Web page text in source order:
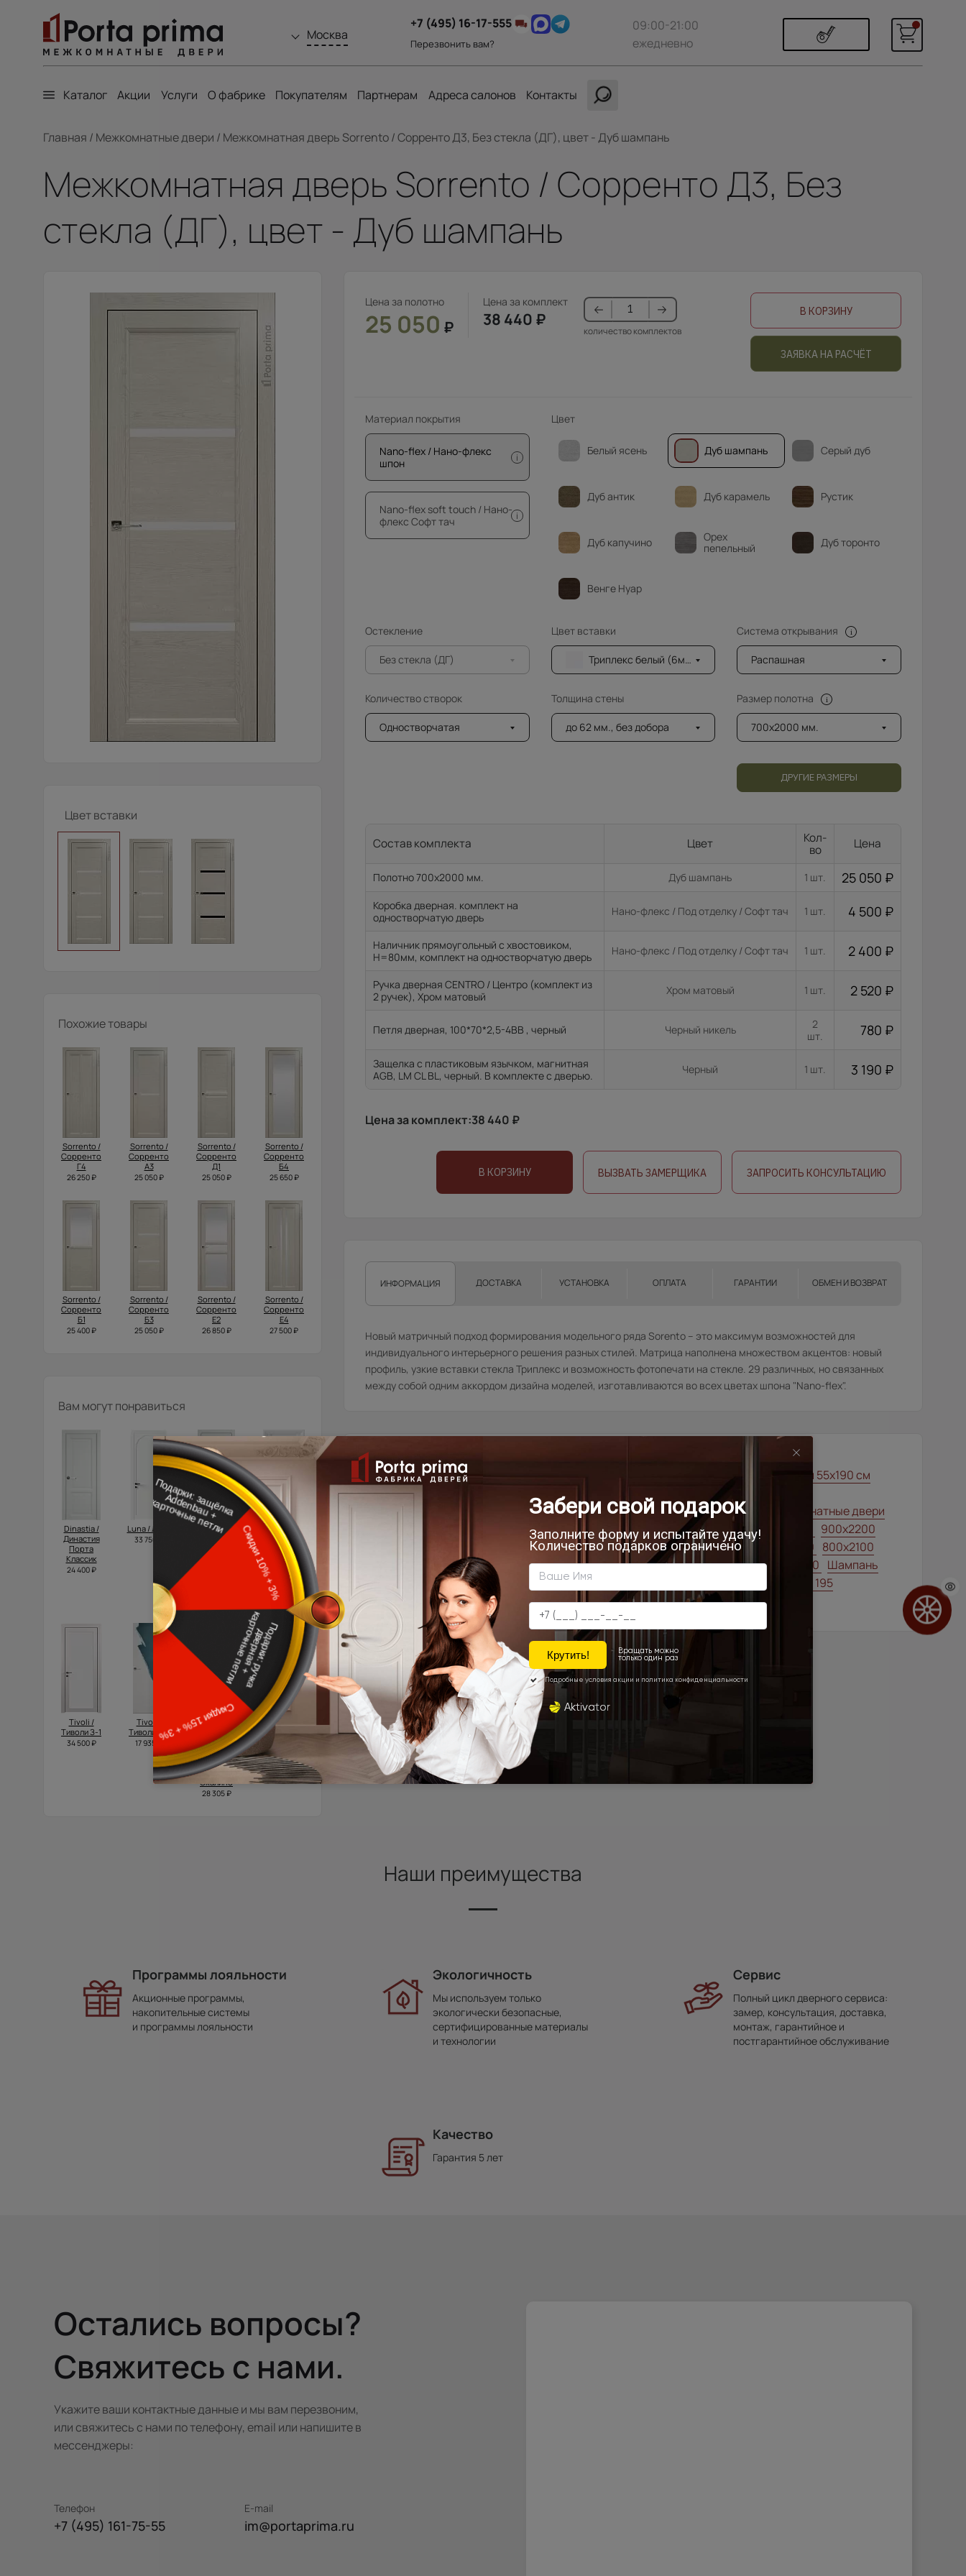
Москва
+7 (495) 16-17-555
Перезвонить вам?
09:00-21:00
ежедневно
Каталог Акции Услуги О фабрике Покупателям Партнерам Адреса салонов Контакты
Главная / Межкомнатные двери / Межкомнатная дверь Sorrento / Сорренто Д3, Без стекла (ДГ), цвет - Дуб шампань
Межкомнатная дверь Sorrento / Сорренто Д3, Без
стекла (ДГ), цвет - Дуб шампань
Цвет вставки
Похожие товары
Sorrento /
Сорренто
Г4
26 250 ₽
Sorrento /
Сорренто
А3
25 050 ₽
Sorrento /
Сорренто
Д1
25 050 ₽
Sorrento /
Сорренто
Б4
25 650 ₽
Sorrento /
Сорренто
Б1
25 400 ₽
Sorrento /
Сорренто
Б3
25 050 ₽
Sorrento /
Сорренто
Е2
26 850 ₽
Sorrento /
Сорренто
Е4
27 500 ₽
Вам могут понравиться
Dinastia /
Династия
Порта
Классик
24 400 ₽
Luna / Луна
33 750 ₽
Tivoli /
Тиволи А-1
18 827 ₽
Domenica
Neo Classic
Decoro /
Доменика
Нео
Классик
Декоро
20 315 ₽
Tivoli /
Тиволи З-1
34 500 ₽
Tivoli /
Тиволи А-1
17 935 ₽
Domenica
Neo Classic
Scalino /
Доменика
Нео
Классик
Скалино
28 305 ₽
Domenica /
Доменика
Порта
Классик
39 500 ₽
Цена за полотно
25 050 ₽
Цена за комплект
38 440 ₽
количество комплектов
В КОРЗИНУ
ЗАЯВКА НА РАСЧЁТ
Материал покрытия
Nano-flex / Нано-флекс
шпон
i
Nano-flex soft touch / Нано-
флекс Софт тач
i
Цвет
Белый ясень Дуб шампань Серый дуб
Дуб антик Дуб карамель Рустик
Дуб капучино
Орех
пепельный
Дуб торонто
Венге Нуар
Остекление
Без стекла (ДГ)
Цвет вставки
Триплекс белый (6мм)
Система открывания
Распашная
Количество створок
Одностворчатая
Толщина стены
до 62 мм., без добора
Размер полотна
700x2000 мм.
ДРУГИЕ РАЗМЕРЫ
Состав комплекта Цвет
Кол-
во
Цена
Полотно 700x2000 мм. Дуб шампань 1 шт. 25 050 ₽
Коробка дверная. комплект на
одностворчатую дверь
Нано-флекс / Под отделку / Софт тач 1 шт. 4 500 ₽
Наличник прямоугольный с хвостовиком,
H=80мм, комплект на одностворчатую дверь
Нано-флекс / Под отделку / Софт тач 1 шт. 2 400 ₽
Ручка дверная CENTRO / Центро (комплект из
2 ручек), Хром матовый
Хром матовый 1 шт. 2 520 ₽
Петля дверная, 100*70*2,5-4ВВ , черный Черный никель
2
шт.
780 ₽
Защелка с пластиковым язычком, магнитная
AGB, LM CL BL, черный. В комплекте с дверью.
Черный 1 шт. 3 190 ₽
Цена за комплект:38 440 ₽
В КОРЗИНУ ВЫЗВАТЬ ЗАМЕРЩИКА ЗАПРОСИТЬ КОНСУЛЬТАЦИЮ
ИНФОРМАЦИЯ ДОСТАВКА УСТАНОВКА ОПЛАТА ГАРАНТИИ ОБМЕН И ВОЗВРАТ
Новый матричный подход формирования модельного ряда Sorento – это максимум возможностей для
индивидуального интерьерного решения разных стилей. Матрица наполнена множеством акцентов: новый
профиль, узкие вставки стекла Триплекс и возможность фотопечати на стекле. 29 различных, но связанных
между собой одним аккордом дизайна моделей, изготавливаются во всех цветах шпона "Nano-flex".
Товар относится к категориям:
Межкомнатные двери 55х190 см
Стильные современные межкомнатные двери
700x1900 900x2000 800x2000
900x2200
1000x2100 700x2200 900x1900 800x2100
900x2300 900x2400 1200x2000 Шампань
Высота 195
Высота 205
Наши преимущества
Программы лояльности
Акционные программы,
накопительные системы
и программы лояльности
Экологичность
Мы используем только
экологически безопасные,
сертифицированные материалы
и технологии
Сервис
Полный цикл дверного сервиса:
замер, консультация, доставка,
монтаж, гарантийное и
постгарантийное обслуживание
Качество
Гарантия 5 лет
Остались вопросы?
Свяжитесь с нами.
Укажите ваши контактные данные и мы вам перезвоним,
или свяжитесь с нами по телефону, email или напишите в
мессенджеры:
Телефон
+7 (495) 161-75-55
E-mail
im@portaprima.ru